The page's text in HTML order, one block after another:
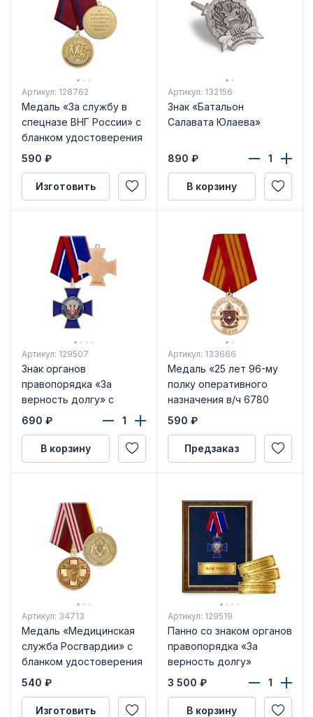
Артикул: 128762
Медаль «За службу в
спецназе ВНГ России» с
бланком удостоверения
590 ₽
Изготовить
Артикул: 132156
Знак «Батальон
Салавата Юлаева»
890 ₽
В корзину
Артикул: 129507
Знак органов
правопорядка «За
верность долгу» с
бланком удостоверения
690 ₽
В корзину
Артикул: 133666
Медаль «25 лет 96-му
полку оперативного
назначения в/ч 6780
СКО ВНГ России»
590 ₽
Предзаказ
Артикул: 34713
Медаль «Медицинская
служба Росгвардии» с
бланком удостоверения
540 ₽
Изготовить
Артикул: 129519
Панно со знаком органов
правопорядка «За
верность долгу»
3 500 ₽
В корзину